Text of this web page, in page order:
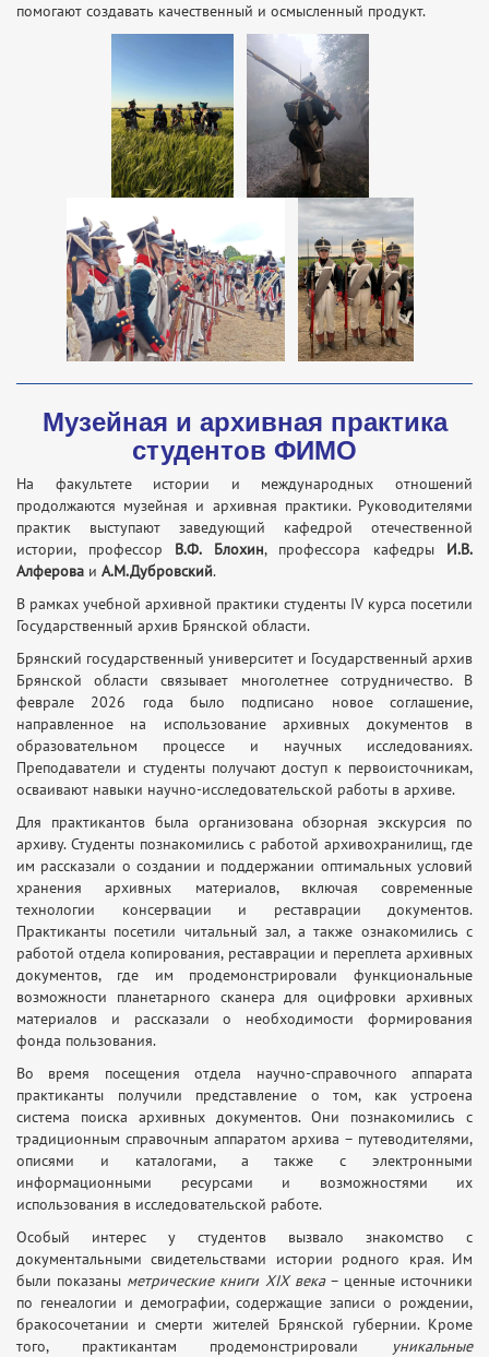
помогают создавать качественный и осмысленный продукт.
Музейная и архивная практика
студентов ФИМО
На факультете истории и международных отношений
продолжаются музейная и архивная практики. Руководителями
практик выступают заведующий кафедрой отечественной
истории, профессор В.Ф. Блохин, профессора кафедры И.В.
Алферова и А.М.Дубровский.
В рамках учебной архивной практики студенты IV курса посетили
Государственный архив Брянской области.
Брянский государственный университет и Государственный архив
Брянской области связывает многолетнее сотрудничество. В
феврале 2026 года было подписано новое соглашение,
направленное на использование архивных документов в
образовательном процессе и научных исследованиях.
Преподаватели и студенты получают доступ к первоисточникам,
осваивают навыки научно-исследовательской работы в архиве.
Для практикантов была организована обзорная экскурсия по
архиву. Студенты познакомились с работой архивохранилищ, где
им рассказали о создании и поддержании оптимальных условий
хранения архивных материалов, включая современные
технологии консервации и реставрации документов.
Практиканты посетили читальный зал, а также ознакомились с
работой отдела копирования, реставрации и переплета архивных
документов, где им продемонстрировали функциональные
возможности планетарного сканера для оцифровки архивных
материалов и рассказали о необходимости формирования
фонда пользования.
Во время посещения отдела научно-справочного аппарата
практиканты получили представление о том, как устроена
система поиска архивных документов. Они познакомились с
традиционным справочным аппаратом архива – путеводителями,
описями и каталогами, а также с электронными
информационными ресурсами и возможностями их
использования в исследовательской работе.
Особый интерес у студентов вызвало знакомство с
документальными свидетельствами истории родного края. Им
были показаны метрические книги XIX века– ценные источники
по генеалогии и демографии, содержащие записи о рождении,
бракосочетании и смерти жителей Брянской губернии. Кроме
того, практикантам продемонстрировали
уникальные